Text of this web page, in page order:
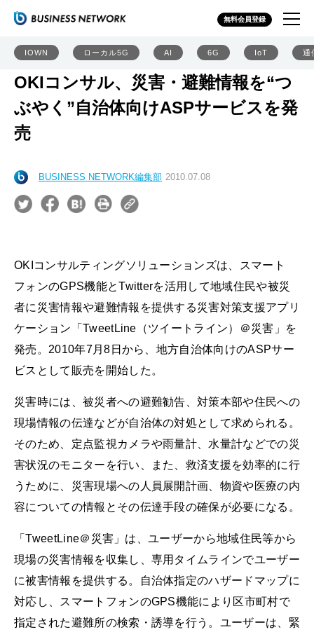
無料会員登録
IOWN ローカル5G AI 6G IoT 通
OKIコンサル、災害・避難情報を“つ
ぶやく”自治体向けASPサービスを発
売
BUSINESS NETWORK編集部 2010.07.08
OKIコンサルティングソリューションズは、スマート
フォンのGPS機能とTwitterを活用して地域住民や被災
者に災害情報や避難情報を提供する災害対策支援アプリ
ケーション「TweetLine（ツイートライン）＠災害」を
発売。2010年7月8日から、地方自治体向けのASPサー
ビスとして販売を開始した。
災害時には、被災者への避難勧告、対策本部や住民への
現場情報の伝達などが自治体の対処として求められる。
そのため、定点監視カメラや雨量計、水量計などでの災
害状況のモニターを行い、また、救済支援を効率的に行
うために、災害現場への人員展開計画、物資や医療の内
容についての情報とその伝達手段の確保が必要になる。
「TweetLine＠災害」は、ユーザーから地域住民等から
現場の災害情報を収集し、専用タイムラインでユーザー
に被害情報を提供する。自治体指定のハザードマップに
対応し、スマートフォンのGPS機能により区市町村で
指定された避難所の検索・誘導を行う。ユーザーは、緊